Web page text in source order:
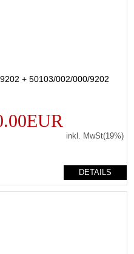
+ 50103/002/000/9202
inkl. MwSt(19%)
DETAILS